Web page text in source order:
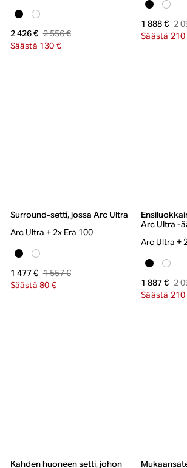
2 426 € 2 556 €
Säästä 130 €
1 888 € 2
Säästä 210
Surround-setti, jossa Arc Ultra
Arc Ultra + 2x Era 100
1 477 € 1 557 €
Säästä 80 €
Arc Ultra -
Arc Ultra +
1 887 € 2
Säästä 210
Kahden huoneen setti, johon